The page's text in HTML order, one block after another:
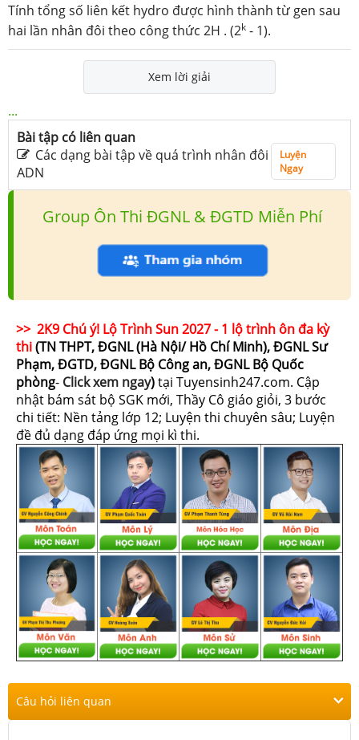
Tính tổng số liên kết hydro được hình thành từ gen sau
hai lần nhân đôi theo công thức 2H . (2k - 1).
Xem lời giải
...
Bài tập có liên quan
Các dạng bài tập về quá trình nhân đôi
ADN
Luyện
Ngay
Group Ôn Thi ĐGNL & ĐGTD Miễn Phí
>> 2K9 Chú ý! Lộ Trình Sun 2027 - 1 lộ trình ôn đa kỳ
thi(TN THPT, ĐGNL (Hà Nội/ Hồ Chí Minh), ĐGNL Sư
Phạm, ĐGTD, ĐGNL Bộ Công an, ĐGNL Bộ Quốc
phòng- Click xem ngay)tại Tuyensinh247.com. Cập
nhật bám sát bộ SGK mới, Thầy Cô giáo giỏi, 3 bước
chi tiết: Nền tảng lớp 12; Luyện thi chuyên sâu; Luyện
đề đủ dạng đáp ứng mọi kì thi.
Câu hỏi liên quan